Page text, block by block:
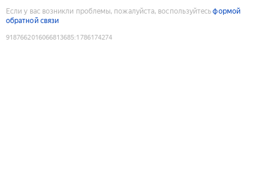
Если у вас возникли проблемы, пожалуйста, воспользуйтесьформой
обратной связи
9187662016066813685:1786174274